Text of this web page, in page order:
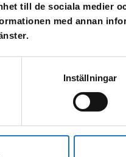
till de sociala medier
med annan
Inställningar
till vår sms-
vi enbart för att kunna